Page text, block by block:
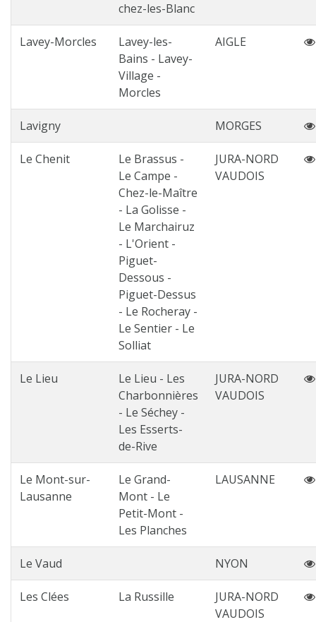
chez-les-Blanc
Lavey-Morcles
Lavey-les-
Bains - Lavey-
Village -
Morcles
AIGLE
Lavigny MORGES
Le Chenit
Le Brassus -
Le Campe -
Chez-le-Maître
- La Golisse -
Le Marchairuz
- L'Orient -
Piguet-
Dessous -
Piguet-Dessus
- Le Rocheray -
Le Sentier - Le
Solliat
JURA-NORD
VAUDOIS
Le Lieu
Le Lieu - Les
Charbonnières
- Le Séchey -
Les Esserts-
de-Rive
JURA-NORD
VAUDOIS
Le Mont-sur-
Lausanne
Le Grand-
Mont - Le
Petit-Mont -
Les Planches
LAUSANNE
Le Vaud NYON
Les Clées La Russille
JURA-NORD
VAUDOIS